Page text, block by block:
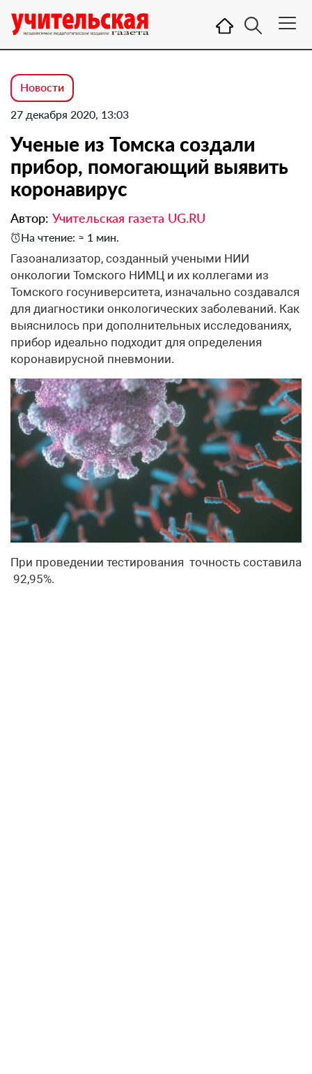
Новости
27 декабря 2020, 13:03
Ученые из Томска создали
прибор, помогающий выявить
коронавирус
Автор: Учительская газета UG.RU
На чтение: ≈ 1 мин.
Газоанализатор, созданный учеными НИИ
онкологии Томского НИМЦ и их коллегами из
Томского госуниверситета, изначально создавался
для диагностики онкологических заболеваний. Как
выяснилось при дополнительных исследованиях,
прибор идеально подходит для определения
коронавирусной пневмонии.
При проведении тестирования точность составила
92,95%.